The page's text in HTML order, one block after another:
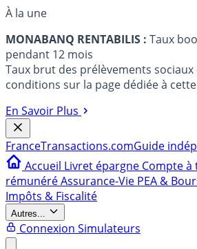
À la une
MONABANQ RENTABILIS : Taux
pendant 12 mois
Taux brut des prélèvements sociaux
conditions sur la page dédiée à
En Savoir Plus
FranceTransactions.comGuide
Accueil Livret épargne Compte à
rémunéréAssurance-Vie PEA &
Impôts & Fiscalité
Autres...
Connexion Simulateurs